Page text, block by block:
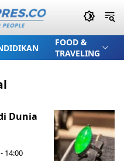
FOOD &
TRAVELING
Dunia
14:00